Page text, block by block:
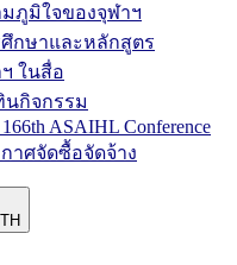
ภูมิใจของจุฬาฯ
กษาและหลักสูตร
ในสื่อ
กิจกรรม
ASAIHL Conference
าศจัดซื้อจัดจ้าง
TH